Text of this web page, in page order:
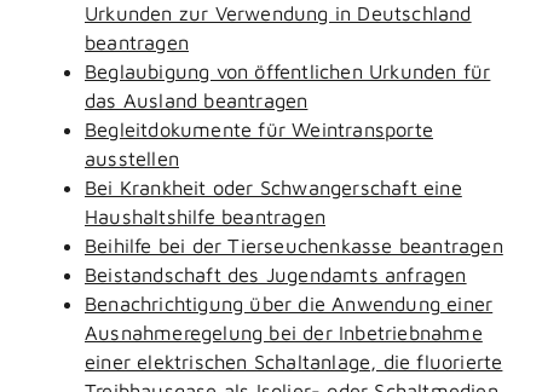
Urkunden zur Verwendung in Deutschland
beantragen
Beglaubigung von öffentlichen Urkunden für
das Ausland beantragen
Begleitdokumente für Weintransporte
ausstellen
Bei Krankheit oder Schwangerschaft eine
Haushaltshilfe beantragen
Beihilfe bei der Tierseuchenkasse beantragen
Beistandschaft des Jugendamts anfragen
Benachrichtigung über die Anwendung einer
Ausnahmeregelung bei der Inbetriebnahme
einer elektrischen Schaltanlage, die fluorierte